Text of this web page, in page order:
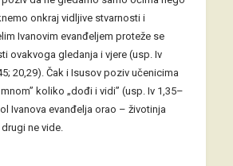
onkraj vidljive stvarnosti i
Ivanovim evanđeljem proteže se
ovakvoga gledanja i vjere (usp. Iv
20,29). Čak i Isusov poziv učenicima
koliko „dođi i vidi” (usp. Iv 1,35–
Ivanova evanđelja orao – životinja
ne vide.